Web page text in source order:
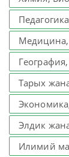
Тарых
Элдик
Илимий